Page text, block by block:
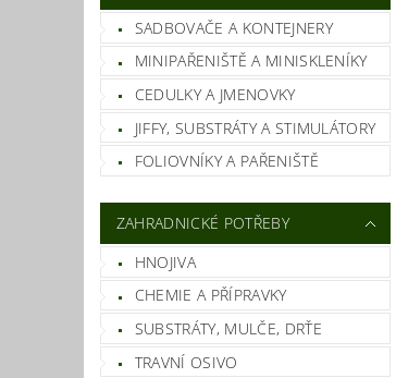
SADBOVAČE A KONTEJNERY
MINIPAŘENIŠTĚ A MINISKLENÍKY
CEDULKY A JMENOVKY
JIFFY, SUBSTRÁTY A STIMULÁTORY
FOLIOVNÍKY A PAŘENIŠTĚ
ZAHRADNICKÉ POTŘEBY
HNOJIVA
CHEMIE A PŘÍPRAVKY
SUBSTRÁTY, MULČE, DRŤE
TRAVNÍ OSIVO